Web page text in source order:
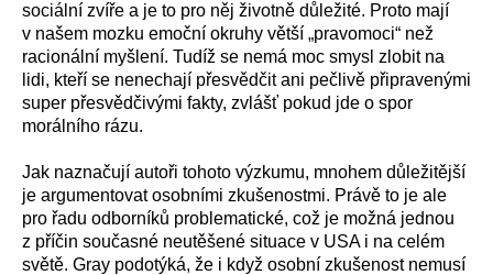
sociální zvíře a je to pro něj životně důležité. Proto mají
v našem mozku emoční okruhy větší „pravomoci“ než
racionální myšlení. Tudíž se nemá moc smysl zlobit na
lidi, kteří se nenechají přesvědčit ani pečlivě připravenými
super přesvědčivými fakty, zvlášť pokud jde o spor
morálního rázu.
Jak naznačují autoři tohoto výzkumu, mnohem důležitější
je argumentovat osobními zkušenostmi. Právě to je ale
pro řadu odborníků problematické, což je možná jednou
z příčin současné neutěšené situace v USA i na celém
světě. Gray podotýká, že i když osobní zkušenost nemusí